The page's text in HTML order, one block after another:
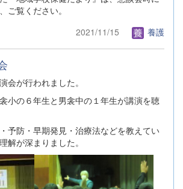
ご覧ください。
2021/11/15
養護
会が行われました。
小の６年生と男衾中の１年生が講演を聴
予防・早期発見・治療法などを教えてい
解が深まりました。